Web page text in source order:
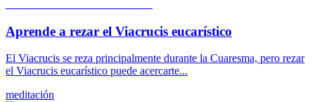
Aprende a rezar el Viacrucis eucarístico
El Viacrucis se reza principalmente durante la Cuaresma, pero rezar
el Viacrucis eucarístico puede acercarte...
meditación